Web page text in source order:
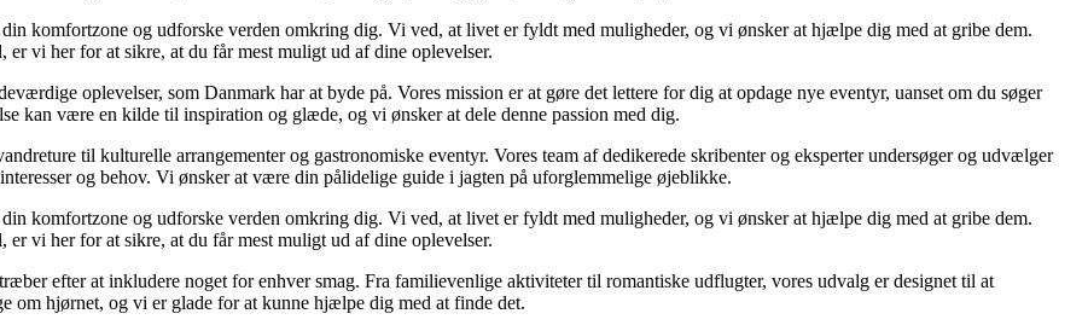
komfortzone og udforske verden omkring dig. Vi ved, at livet er fyldt med muligheder, og vi ønsker at hjælpe dig med at gribe dem.
vi her for at sikre, at du får mest muligt ud af dine oplevelser.
oplevelser, som Danmark har at byde på. Vores mission er at gøre det lettere for dig at opdage nye eventyr, uanset om du søger
kan være en kilde til inspiration og glæde, og vi ønsker at dele denne passion med dig.
til kulturelle arrangementer og gastronomiske eventyr. Vores team af dedikerede skribenter og eksperter undersøger og udvælger
og behov. Vi ønsker at være din pålidelige guide i jagten på uforglemmelige øjeblikke.
komfortzone og udforske verden omkring dig. Vi ved, at livet er fyldt med muligheder, og vi ønsker at hjælpe dig med at gribe dem.
vi her for at sikre, at du får mest muligt ud af dine oplevelser.
efter at inkludere noget for enhver smag. Fra familievenlige aktiviteter til romantiske udflugter, vores udvalg er designet til at
om hjørnet, og vi er glade for at kunne hjælpe dig med at finde det.